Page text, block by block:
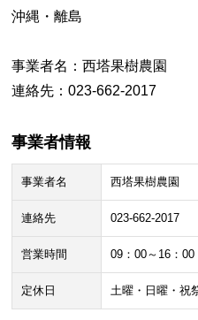
沖縄・離島
事業者名：西塔果樹農園
連絡先：023-662-2017
事業者情報
事業者名 西塔果樹農園
連絡先 023-662-2017
営業時間 09：00～16：00
定休日 土曜・日曜・祝